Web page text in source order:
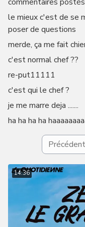
le mieux c'est de se
poser de questions
merde, ça me fait
c'est normal chef ??
re-put11111
c'est qui le chef ?
je me marre deja .......
ha ha ha ha
Précédent
14:36